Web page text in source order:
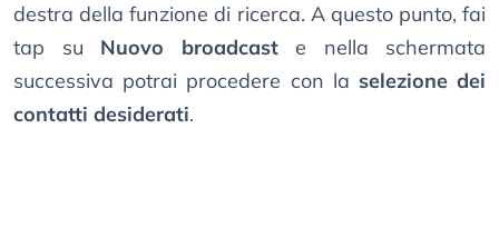
destra della funzione di ricerca. A questo punto, fai
tap su Nuovo broadcaste nella schermata
successiva potrai procedere con la selezione dei
contatti desiderati.